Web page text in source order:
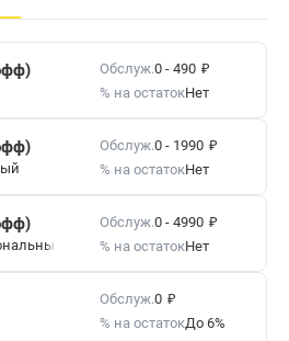
Обслуж.0 - 490 ₽
% на остатокНет
Обслуж.0 - 1990 ₽
% на остатокНет
Обслуж.0 - 4990 ₽
% на остатокНет
Обслуж.0 ₽
% на остатокДо 6%